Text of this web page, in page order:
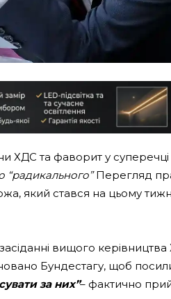
ХДС та фаворит у
“радикального”Перегляд
який стався на цьому
вищого
Бундестагу, щоб
за них”– фактично